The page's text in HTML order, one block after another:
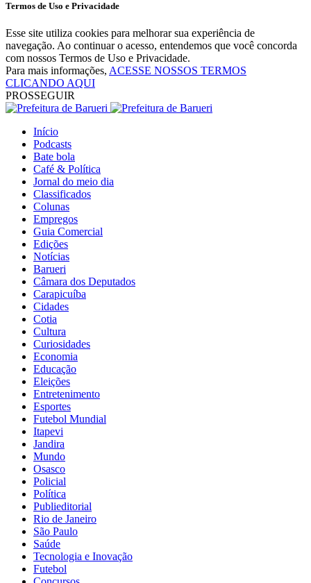
Termos de Uso e Privacidade
Esse site utiliza cookies para melhorar sua experiência de
navegação. Ao continuar o acesso, entendemos que você concorda
com nossos Termos de Uso e Privacidade.
Para mais informações, ACESSE NOSSOS TERMOS
CLICANDO AQUI
PROSSEGUIR
Início
Podcasts
Bate bola
Café & Política
Jornal do meio dia
Classificados
Colunas
Empregos
Guia Comercial
Edições
Notícias
Barueri
Câmara dos Deputados
Carapicuíba
Cidades
Cotia
Cultura
Curiosidades
Economia
Educação
Eleições
Entretenimento
Esportes
Futebol Mundial
Itapevi
Jandira
Mundo
Osasco
Policial
Política
Publieditorial
Rio de Janeiro
São Paulo
Saúde
Tecnologia e Inovação
Futebol